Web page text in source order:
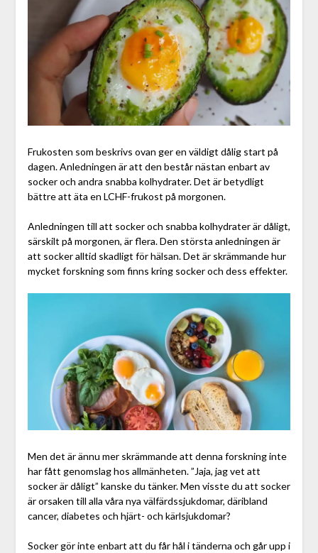
Frukosten som beskrivs ovan ger en väldigt dålig start på
dagen. Anledningen är att den består nästan enbart av
socker och andra snabba kolhydrater. Det är betydligt
bättre att äta en LCHF-frukost på morgonen.
Anledningen till att socker och snabba kolhydrater är dåligt,
särskilt på morgonen, är flera. Den största anledningen är
att socker alltid skadligt för hälsan. Det är skrämmande hur
mycket forskning som finns kring socker och dess effekter.
Men det är ännu mer skrämmande att denna forskning inte
har fått genomslag hos allmänheten. ”Jaja, jag vet att
socker är dåligt” kanske du tänker. Men visste du att socker
är orsaken till alla våra nya välfärdssjukdomar, däribland
cancer, diabetes och hjärt- och kärlsjukdomar?
Socker gör inte enbart att du får hål i tänderna och går upp i